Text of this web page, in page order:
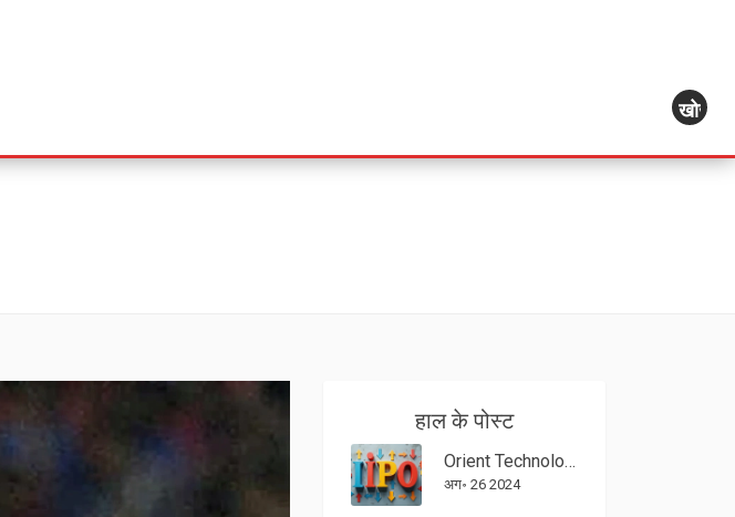
खोज
हाल के पोस्ट
Orient Technologies IPO Allotment: आज होगा शेयर अलॉटमेंट, ऐसे चेक करें स्टेटस ऑनलाइन
अग॰ 26 2024